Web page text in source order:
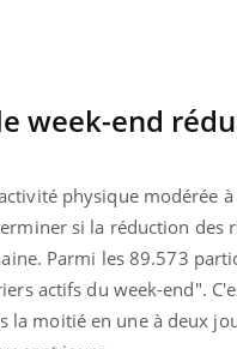
week-end
physique modérée
si la réduction des
Parmi les 89.573
actifs du week-end".
moitié en une à deux
2026Youtube
et, pour de
Un